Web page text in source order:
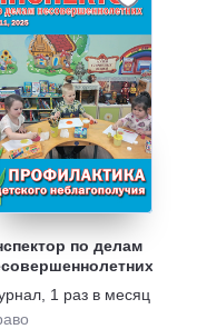
по делам
1 раз в месяц